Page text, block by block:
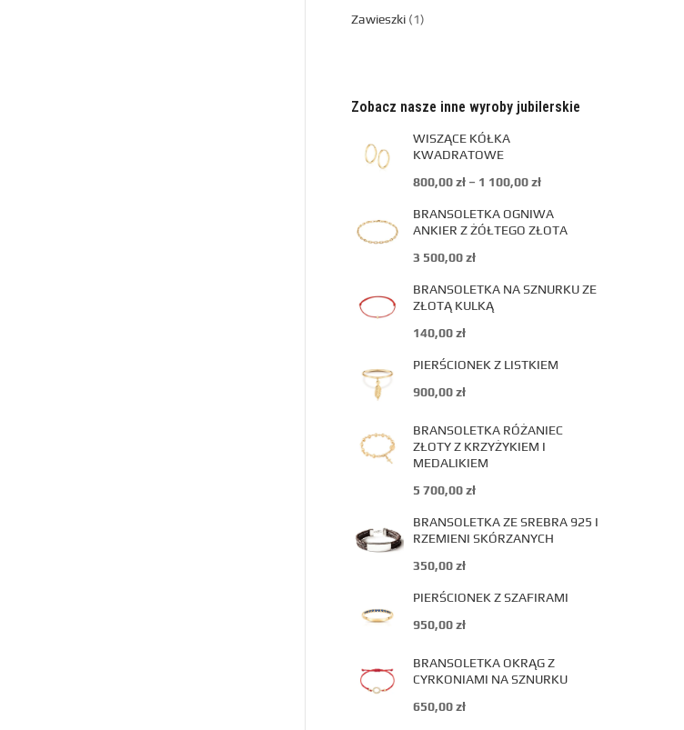
Zawieszki 1
Zobacz nasze inne wyroby jubilerskie
WISZĄCE KÓŁKA
KWADRATOWE
800,00zł – 1 100,00zł
BRANSOLETKA OGNIWA
ANKIER Z ŻÓŁTEGO ZŁOTA
3 500,00zł
BRANSOLETKA NA SZNURKU ZE
ZŁOTĄ KULKĄ
140,00zł
PIERŚCIONEK Z LISTKIEM
900,00zł
BRANSOLETKA RÓŻANIEC
ZŁOTY Z KRZYŻYKIEM I
MEDALIKIEM
5 700,00zł
BRANSOLETKA ZE SREBRA 925 I
RZEMIENI SKÓRZANYCH
350,00zł
PIERŚCIONEK Z SZAFIRAMI
950,00zł
BRANSOLETKA OKRĄG Z
CYRKONIAMI NA SZNURKU
650,00zł